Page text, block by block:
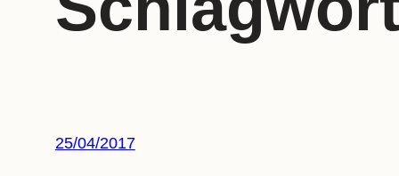
25/04/2017